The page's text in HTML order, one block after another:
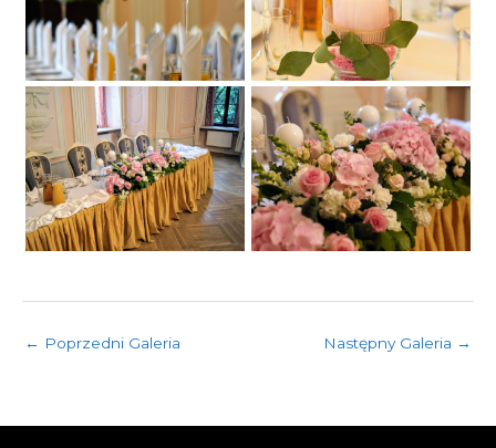
← Poprzedni Galeria Następny Galeria →